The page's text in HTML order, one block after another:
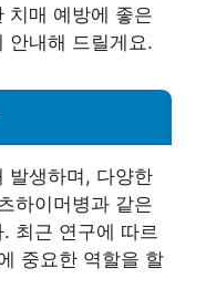
치매 예방에 좋은
안내해 드릴게요.
발생하며, 다양한
하이머병과 같은
최근 연구에 따르
중요한 역할을 할